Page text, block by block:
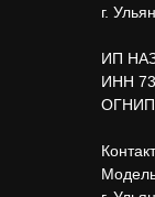
г.
ИП
ИНН
ОГНИП